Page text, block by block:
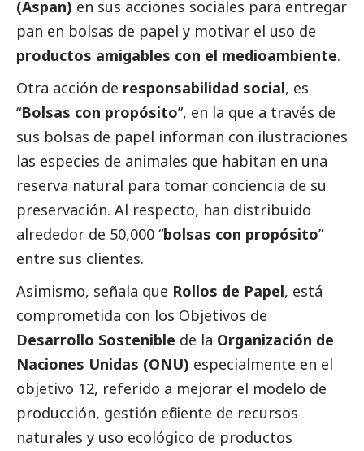
(Aspan) en sus acciones sociales para entregar
pan en bolsas de papel y motivar el uso de
productos amigables con el medioambiente.
Otra acción de responsabilidad social, es
“Bolsas con propósito”, en la que a través de
sus bolsas de papel informan con ilustraciones
las especies de animales que habitan en una
reserva natural para tomar conciencia de su
preservación. Al respecto, han distribuido
alrededor de 50,000 “bolsas con propósito”
entre sus clientes.
Asimismo, señala que Rollos de Papel, está
comprometida con los Objetivos de
Desarrollo Sostenible de la Organización de
Naciones Unidas (ONU) especialmente en el
objetivo 12, referido a mejorar el modelo de
producción, gestión eficiente de recursos
naturales y uso ecológico de productos